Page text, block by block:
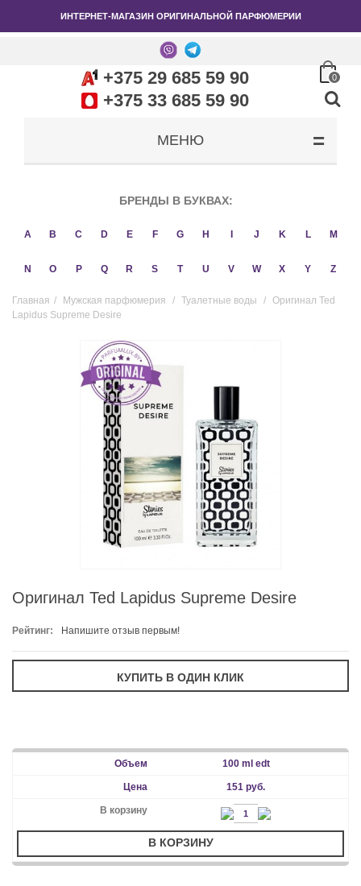
ИНТЕРНЕТ-МАГАЗИН ОРИГИНАЛЬНОЙ ПАРФЮМЕРИИ
+375 29 685 59 90
+375 33 685 59 90
0
МЕНЮ
БРЕНДЫ В БУКВАХ:
A B C D E F G H J K L M
N O P Q R S T U V W X Y Z
Главная / Мужская парфюмерия / Туалетные воды / Оригинал Ted
Lapidus Supreme Desire
Оригинал Ted Lapidus Supreme Desire
Рейтинг: Напишите отзыв первым!
100 ml edt
151 руб.
В КОРЗИНУ